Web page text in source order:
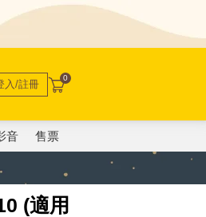
入/註冊 0
音 售票
(適用